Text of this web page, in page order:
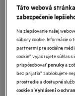
NG92IX20PK
Vstavaná
9000
4.3
Benefity
Špičkové umývanie.
Koše EasyFlex Pro:
Táto webová
zabezpečenie
Na zlepšovanie našej
súbory cookie. Informácie o
partnermi pre sociálne
cookie“ vyjadrujete súhlas
prispôsobovaťponukya
bez prijatia“ zablokujete
prostredie a dostupné
cookieaVyhlásení o